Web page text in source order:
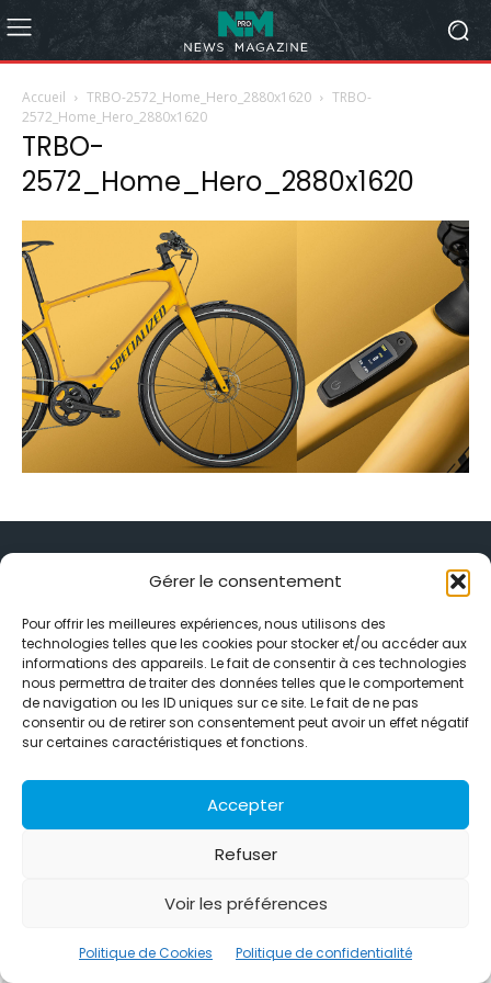
Gérer le consentement
Pour offrir les meilleures expériences, nous utilisons des
technologies telles que les cookies pour stocker et/ou accéder aux
informations des appareils. Le fait de consentir à ces technologies
nous permettra de traiter des données telles que le comportement
de navigation ou les ID uniques sur ce site. Le fait de ne pas
consentir ou de retirer son consentement peut avoir un effet négatif
sur certaines caractéristiques et fonctions.
Accepter
Refuser
Voir les préférences
Politique de Cookies Politique de confidentialité
Accueil TRBO-2572_Home_Hero_2880x1620
TRBO-
2572_Home_Hero_2880x1620
TRBO-
2572_Home_Hero_2880x1620
Alternative Média est une agence de relations presse et de
relations publiques basée à Grenoble. Depuis 1995, elle conçoit et
pilote des stratégies de visibilité en France et à l’international
grâce à un réseau d’agences partenaires.
Contactez-nous : info@alternativemedia.fr
International
Références